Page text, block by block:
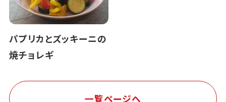
パプリカとズッキーニの
焼チョレギ
一覧ページへ